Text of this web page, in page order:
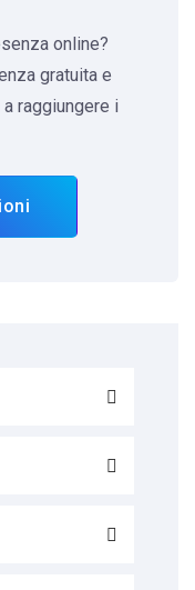
online?
gratuita e
raggiungere i